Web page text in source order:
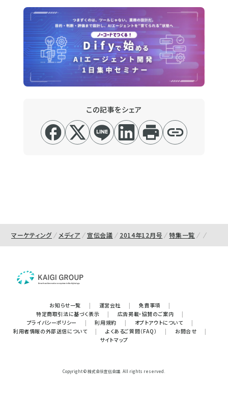
この記事をシェア
マーケティング メディア 宣伝会議 2014年12月号 特集一覧
お知らせ一覧 | 運営会社 | 免責事項
|
特定商取引法に基づく表示
| 広告掲載・協賛のご案内
|
プライバシーポリシー
| 利用規約 | オプトアウトについて
|
利用者情報の外部送信について
| よくあるご質問（FAQ） | お問合せ
|
サイトマップ
Copyright © 株式会社宣伝会議. All rights reserved.